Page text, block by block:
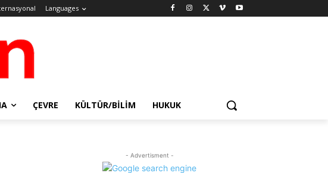
Languages
ÇEVRE KÜLTÜR/BILIM HUKUK
- Advertisment -